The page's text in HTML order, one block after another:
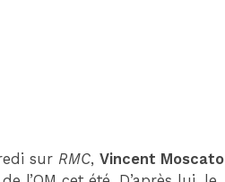
sur RMC,Vincent Moscato